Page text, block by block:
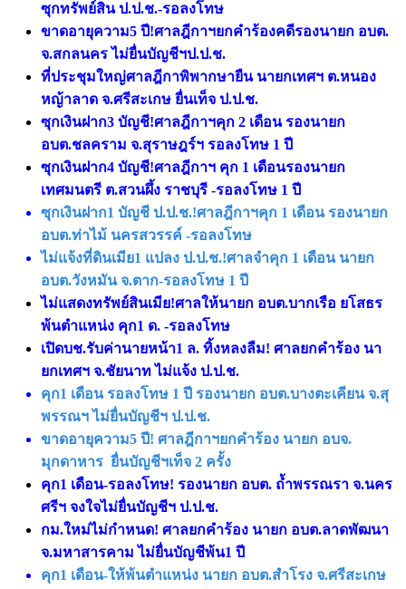
ซุกทรัพย์สิน ป.ป.ช.-รอลงโทษ
ขาดอายุความ5 ปี!ศาลฎีกาฯยกคำร้องคดีรองนายก อบต.
จ.สกลนคร ไม่ยื่นบัญชีฯป.ป.ช.
ที่ประชุมใหญ่ศาลฎีกาพิพากษายืน นายกเทศฯ ต.หนอง
หญ้าลาด จ.ศรีสะเกษ ยื่นเท็จ ป.ป.ช.
ซุกเงินฝาก3 บัญชี!ศาลฎีกาฯคุก 2 เดือน รองนายก
อบต.ชลคราม จ.สุราษฎร์ฯ รอลงโทษ 1 ปี
ซุกเงินฝาก4 บัญชี!ศาลฎีกาฯ คุก 1 เดือนรองนายก
เทศมนตรี ต.สวนผึ้ง ราชบุรี -รอลงโทษ 1 ปี
ซุกเงินฝาก1 บัญชี ป.ป.ช.!ศาลฎีกาฯคุก 1 เดือน รองนายก
อบต.ท่าไม้ นครสวรรค์ -รอลงโทษ
ไม่แจ้งที่ดินเมีย1 แปลง ป.ป.ช.!ศาลจำคุก 1 เดือน นายก
อบต.วังหมัน จ.ตาก-รอลงโทษ 1 ปี
ไม่แสดงทรัพย์สินเมีย!ศาลให้นายก อบต.บากเรือ ยโสธร
พ้นตำแหน่ง คุก1 ด. -รอลงโทษ
เปิดบช.รับค่านายหน้า1 ล. ทิ้งหลงลืม! ศาลยกคำร้อง นา
ยกเทศฯ จ.ชัยนาท ไม่แจ้ง ป.ป.ช.
คุก1 เดือน รอลงโทษ 1 ปี รองนายก อบต.บางตะเคียน จ.สุ
พรรณฯ ไม่ยื่นบัญชีฯ ป.ป.ช.
ขาดอายุความ5 ปี! ศาลฎีกาฯยกคำร้อง นายก อบจ.
มุกดาหาร ยื่นบัญชีฯเท็จ 2 ครั้ง
คุก1 เดือน-รอลงโทษ! รองนายก อบต. ถ้ำพรรณรา จ.นคร
ศรีฯ จงใจไม่ยื่นบัญชีฯ ป.ป.ช.
กม.ใหม่ไม่กำหนด! ศาลยกคำร้อง นายก อบต.ลาดพัฒนา
จ.มหาสารคาม ไม่ยื่นบัญชีพ้น1 ปี
คุก1 เดือน-ให้พ้นตำแหน่ง นายก อบต.สำโรง จ.ศรีสะเกษ